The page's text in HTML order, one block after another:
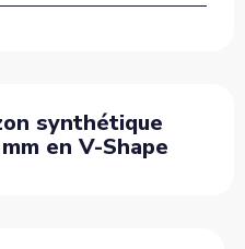
synthétique
en V-Shape